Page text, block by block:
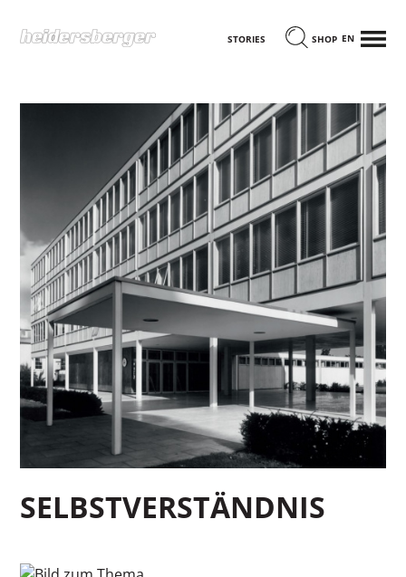
STORIES SHOP ENGLISCH
MENÜ
SELBSTVERSTÄNDNIS